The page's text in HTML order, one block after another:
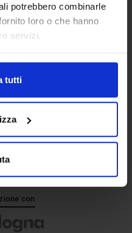
potrebbero combinarle
loro o che hanno
servizi.
tutti
con